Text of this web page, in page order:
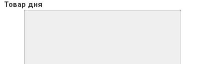
Товар дня